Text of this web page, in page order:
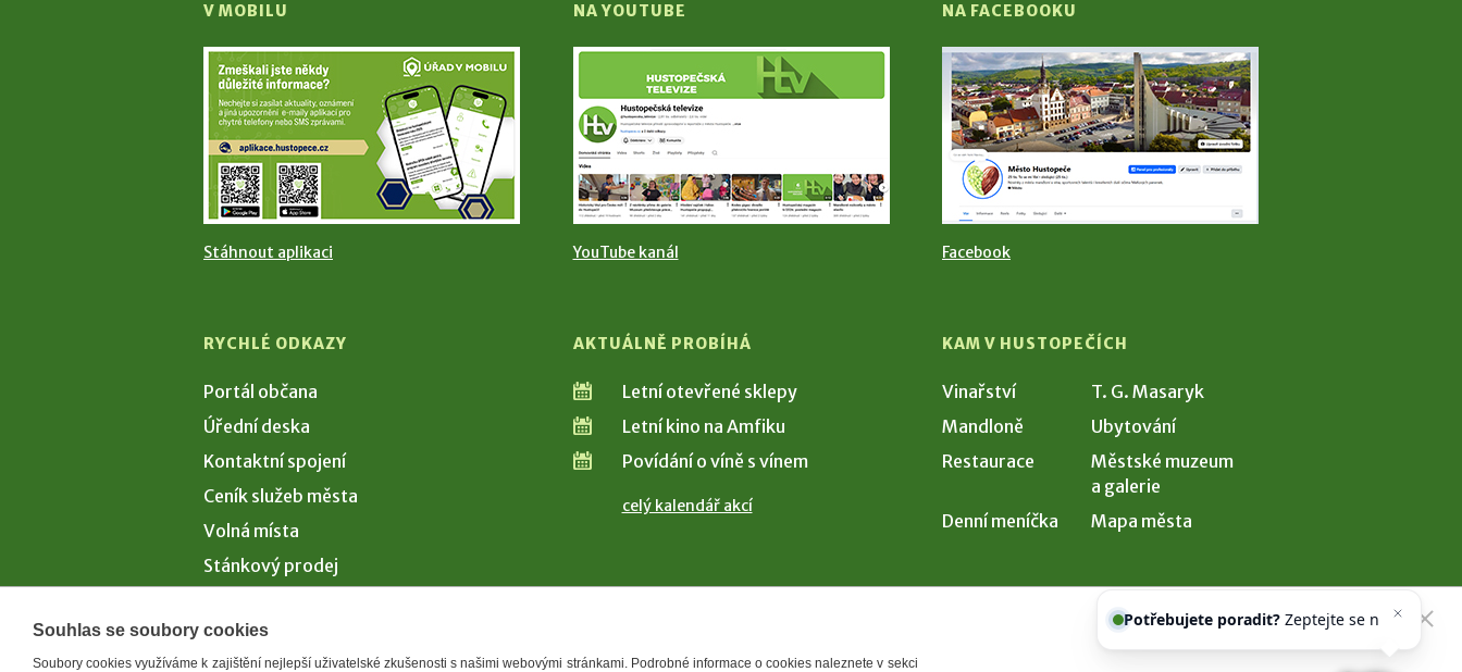
V MOBILU
Stáhnout aplikaci
NA YOUTUBE
YouTube kanál
NA FACEBOOKU
Facebook
RYCHLÉ ODKAZY
Portál občana
Úřední deska
Kontaktní spojení
Ceník služeb města
Volná místa
Stánkový prodej
AKTUÁLNĚ PROBÍHÁ
Letní otevřené sklepy
Letní kino na Amfiku
Povídání o víně s vínem
celý kalendář akcí
KAM V HUSTOPEČÍCH
Vinařství
T. G. Masaryk
Mandloně
Ubytování
Restaurace
Městské muzeum
a galerie
Denní meníčka
Mapa města
Souhlas se soubory cookies
Soubory cookies využíváme k zajištění nejlepší uživatelské zkušenosti s našimi webovými stránkami. Podrobné informace o cookies naleznete v sekci
našeho asistenta Chetty